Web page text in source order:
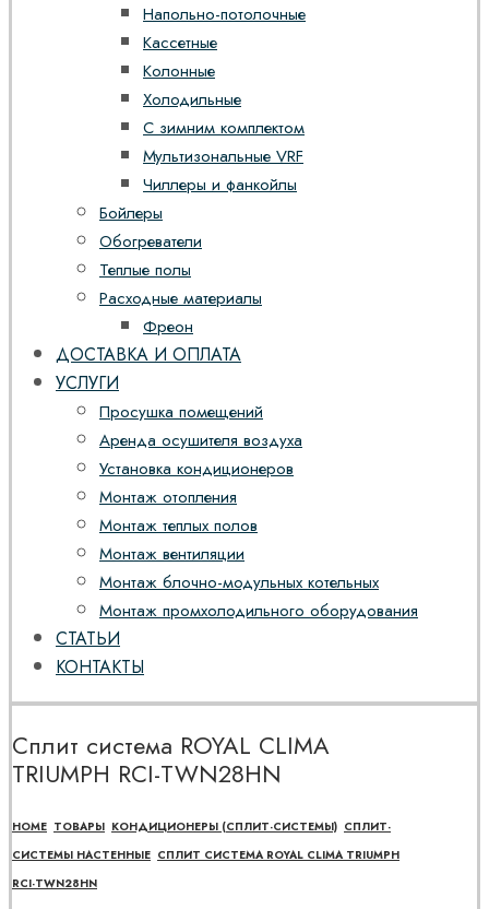
Напольно-потолочные
Кассетные
Колонные
Холодильные
С зимним комплектом
Мультизональные VRF
Чиллеры и фанкойлы
Бойлеры
Обогреватели
Теплые полы
Расходные материалы
Фреон
ДОСТАВКА И ОПЛАТА
УСЛУГИ
Просушка помещений
Аренда осушителя воздуха
Установка кондиционеров
Монтаж отопления
Монтаж теплых полов
Монтаж вентиляции
Монтаж блочно-модульных котельных
Монтаж промхолодильного оборудования
СТАТЬИ
КОНТАКТЫ
Сплит система ROYAL CLIMA
TRIUMPH RCI-TWN28HN
HOME ТОВАРЫ КОНДИЦИОНЕРЫ (СПЛИТ-СИСТЕМЫ) СПЛИТ-
СИСТЕМЫ НАСТЕННЫЕ СПЛИТ СИСТЕМА ROYAL CLIMA TRIUMPH
RCI-TWN28HN